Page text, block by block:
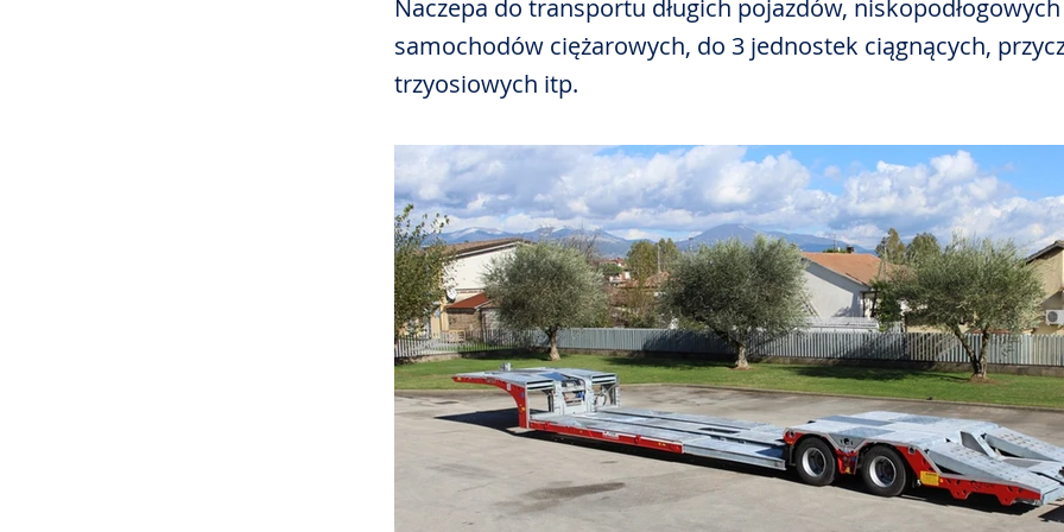
Naczepa do transportu długich pojazdów, niskopodłogowych
samochodów ciężarowych, do 3 jednostek ciągnących,
trzyosiowych itp.